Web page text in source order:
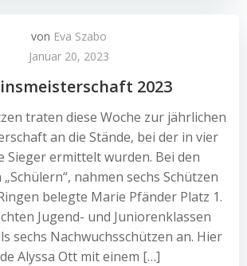
von Eva Szabo
Januar 20, 2023
2023
traten diese Woche zur jährlichen
an die Stände, bei der in vier
Sieger ermittelt wurden. Bei den
nahmen sechs Schützen
belegte Marie Pfänder Platz 1.
Jugend- und Juniorenklassen
sechs Nachwuchsschützen an. Hier
Alyssa Ott mit einem […]